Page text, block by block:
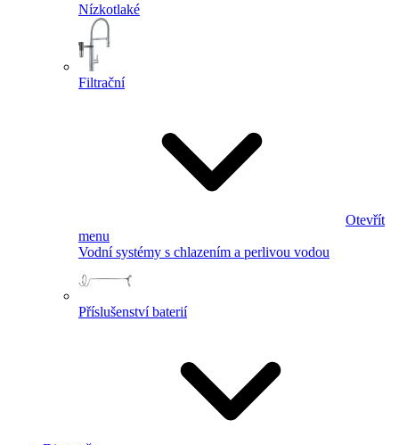
Nízkotlaké
Filtrační
Otevřít
menu
Vodní systémy s chlazením a perlivou vodou
Příslušenství baterií